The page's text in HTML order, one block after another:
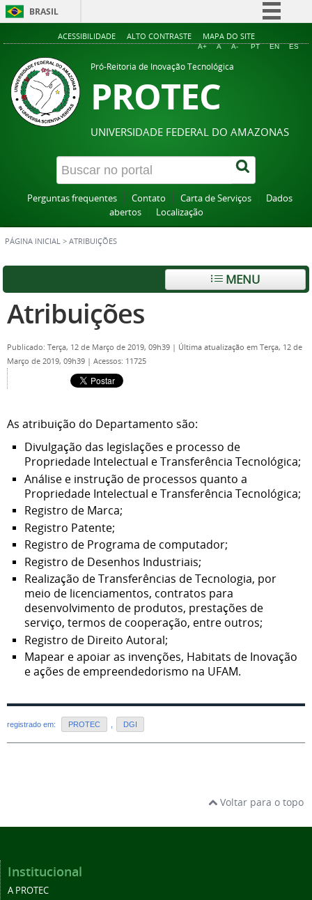
BRASIL
Simplifique!
Acesso à informação
ACESSIBILIDADE ALTO CONTRASTE MAPA DO SITE
A+ A A- PT EN ES
Pró-Reitoria de Inovação Tecnológica
PROTEC
UNIVERSIDADE FEDERAL DO AMAZONAS
Perguntas frequentes Contato Carta de Serviços
Dados
abertos
Localização
PÁGINA INICIAL > ATRIBUIÇÕES
MENU
Atribuições
Publicado: Terça, 12 de Março de 2019, 09h39 | Última atualização em Terça, 12 de
Março de 2019, 09h39 | Acessos: 11725
As atribuição do Departamento são:
Divulgação das legislações e processo de
Propriedade Intelectual e Transferência Tecnológica;
Análise e instrução de processos quanto a
Propriedade Intelectual e Transferência Tecnológica;
Registro de Marca;
Registro Patente;
Registro de Programa de computador;
Registro de Desenhos Industriais;
Realização de Transferências de Tecnologia, por
meio de licenciamentos, contratos para
desenvolvimento de produtos, prestações de
serviço, termos de cooperação, entre outros;
Registro de Direito Autoral;
Mapear e apoiar as invenções, Habitats de Inovação
e ações de empreendedorismo na UFAM.
registrado em: PROTEC DGI
Voltar para o topo
Institucional
A PROTEC